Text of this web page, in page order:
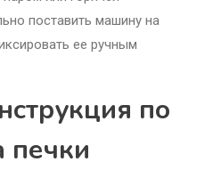
поставить машину на
ее ручным
по
печки